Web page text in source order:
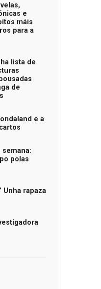
e
máis
para a
lista de
de
e a
semana:
polas
Unha rapaza